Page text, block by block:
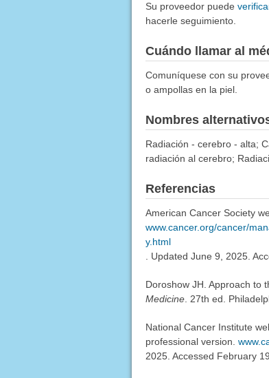
Su proveedor puede
hacerle seguimiento.
Cuándo llamar al
Comuníquese con su
o ampollas en la piel.
Nombres
Radiación - cerebro - alta;
radiación al cerebro;
Referencias
American Cancer Society
www.cancer.org/cancer/
y.html
. Updated June 9, 2025.
Doroshow JH. Approach to
Medicine. 27th ed.
National Cancer Institute
professional version.
2025. Accessed February